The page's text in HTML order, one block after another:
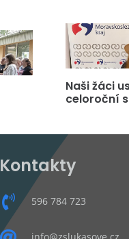
Naši žáci
celoroční
Kontakty
596 784 723